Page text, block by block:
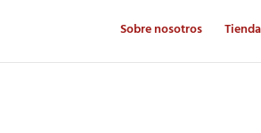
Sobre nosotros Tienda